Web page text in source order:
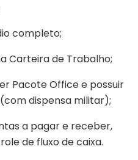
completo;
Carteira de Trabalho;
Pacote Office e possuir
dispensa militar);
a pagar e receber,
de fluxo de caixa.